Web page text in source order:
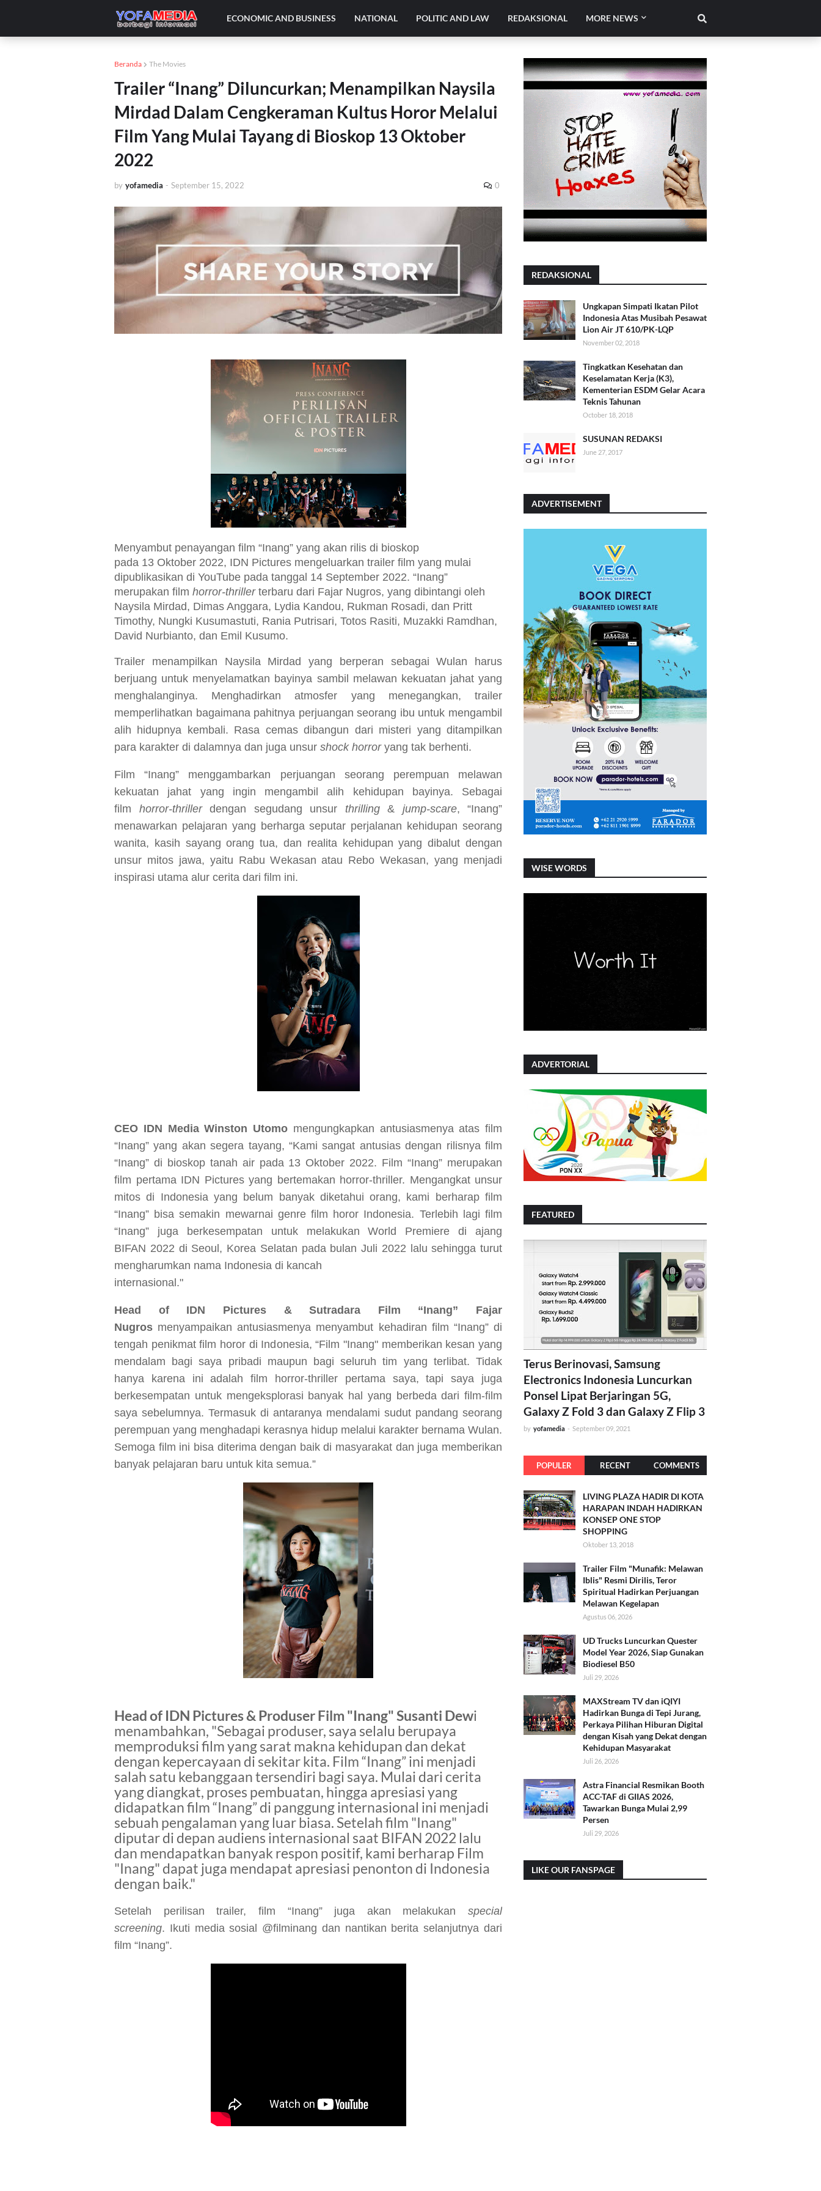
ECONOMIC AND BUSINESS NATIONAL POLITIC AND LAW REDAKSIONAL MORE NEWS
Beranda The Movies
Trailer “Inang” Diluncurkan; Menampilkan Naysila
Mirdad Dalam Cengkeraman Kultus Horor Melalui
Film Yang Mulai Tayang di Bioskop 13 Oktober
2022
by yofamedia - September 15, 2022 0
Menyambut penayangan film “Inang” yang akan rilis di bioskop
pada 13 Oktober 2022, IDN Pictures mengeluarkan trailer film yang mulai
dipublikasikan di YouTube pada tanggal 14 September 2022. “Inang”
merupakan film horror-thriller terbaru dari Fajar Nugros, yang dibintangi oleh
Naysila Mirdad, Dimas Anggara, Lydia Kandou, Rukman Rosadi, dan Pritt
Timothy, Nungki Kusumastuti, Rania Putrisari, Totos Rasiti, Muzakki Ramdhan,
David Nurbianto, dan Emil Kusumo.
Trailer menampilkan Naysila Mirdad yang berperan sebagai Wulan harus
berjuang untuk menyelamatkan bayinya sambil melawan kekuatan jahat yang
menghalanginya. Menghadirkan atmosfer yang menegangkan, trailer
memperlihatkan bagaimana pahitnya perjuangan seorang ibu untuk mengambil
alih hidupnya kembali. Rasa cemas dibangun dari misteri yang ditampilkan
para karakter di dalamnya dan juga unsur shock horror yang tak berhenti.
Film “Inang” menggambarkan perjuangan seorang perempuan melawan
kekuatan jahat yang ingin mengambil alih kehidupan bayinya. Sebagai
film horror-thriller dengan segudang unsur thrilling & jump-scare, “Inang”
menawarkan pelajaran yang berharga seputar perjalanan kehidupan seorang
wanita, kasih sayang orang tua, dan realita kehidupan yang dibalut dengan
unsur mitos jawa, yaitu Rabu Wekasan atau Rebo Wekasan, yang menjadi
inspirasi utama alur cerita dari film ini.
CEO IDN Media Winston Utomo mengungkapkan antusiasmenya atas film
“Inang” yang akan segera tayang, “Kami sangat antusias dengan rilisnya film
“Inang” di bioskop tanah air pada 13 Oktober 2022. Film “Inang” merupakan
film pertama IDN Pictures yang bertemakan horror-thriller. Mengangkat unsur
mitos di Indonesia yang belum banyak diketahui orang, kami berharap film
“Inang” bisa semakin mewarnai genre film horor Indonesia. Terlebih lagi film
“Inang” juga berkesempatan untuk melakukan World Premiere di ajang
BIFAN 2022 di Seoul, Korea Selatan pada bulan Juli 2022 lalu sehingga turut
mengharumkan nama Indonesia di kancah
internasional."
Head of IDN Pictures &Sutradara Film “Inang” Fajar
Nugros menyampaikan antusiasmenya menyambut kehadiran film “Inang” di
tengah penikmat film horor di Indonesia, “Film "Inang" memberikan kesan yang
mendalam bagi saya pribadi maupun bagi seluruh tim yang terlibat. Tidak
hanya karena ini adalah film horror-thriller pertama saya, tapi saya juga
berkesempatan untuk mengeksplorasi banyak hal yang berbeda dari film-film
saya sebelumnya. Termasuk di antaranya mendalami sudut pandang seorang
perempuan yang menghadapi kerasnya hidup melalui karakter bernama Wulan.
Semoga film ini bisa diterima dengan baik di masyarakat dan juga memberikan
banyak pelajaran baru untuk kita semua.”
Head of IDN Pictures& Produser Film "Inang" Susanti Dewi
menambahkan, "Sebagai produser, saya selalu berupaya
memproduksi film yang sarat makna kehidupan dan dekat
dengan kepercayaan di sekitar kita. Film “Inang” ini menjadi
salah satu kebanggaan tersendiri bagi saya. Mulai dari cerita
yang diangkat, proses pembuatan, hingga apresiasi yang
didapatkan film “Inang” di panggung internasional ini menjadi
sebuah pengalaman yang luar biasa. Setelah film "Inang"
diputar di depan audiens internasional saat BIFAN 2022 lalu
dan mendapatkan banyak respon positif, kami berharap Film
"Inang" dapat juga mendapat apresiasi penonton di Indonesia
dengan baik."
Setelah perilisan trailer, film “Inang” juga akan melakukan special
screening. Ikuti media sosial @filminang dan nantikan berita selanjutnya dari
film “Inang”.
REDAKSIONAL
Ungkapan Simpati Ikatan Pilot
Indonesia Atas Musibah Pesawat
Lion Air JT 610/PK-LQP
November 02, 2018
Tingkatkan Kesehatan dan
Keselamatan Kerja (K3),
Kementerian ESDM Gelar Acara
Teknis Tahunan
October 18, 2018
SUSUNAN REDAKSI
June 27, 2017
ADVERTISEMENT
WISE WORDS
ADVERTORIAL
FEATURED
Terus Berinovasi, Samsung
Electronics Indonesia Luncurkan
Ponsel Lipat Berjaringan 5G,
Galaxy Z Fold 3 dan Galaxy Z Flip 3
by yofamedia - September 09, 2021
POPULER RECENT COMMENTS
LIVING PLAZA HADIR DI KOTA
HARAPAN INDAH HADIRKAN
KONSEP ONE STOP
SHOPPING
Oktober 13, 2018
Trailer Film "Munafik: Melawan
Iblis" Resmi Dirilis, Teror
Spiritual Hadirkan Perjuangan
Melawan Kegelapan
Agustus 06, 2026
UD Trucks Luncurkan Quester
Model Year 2026, Siap Gunakan
Biodiesel B50
Juli 29, 2026
MAXStream TV dan iQIYI
Hadirkan Bunga di Tepi Jurang,
Perkaya Pilihan Hiburan Digital
dengan Kisah yang Dekat dengan
Kehidupan Masyarakat
Juli 26, 2026
Astra Financial Resmikan Booth
ACC-TAF di GIIAS 2026,
Tawarkan Bunga Mulai 2,99
Persen
Juli 29, 2026
LIKE OUR FANSPAGE